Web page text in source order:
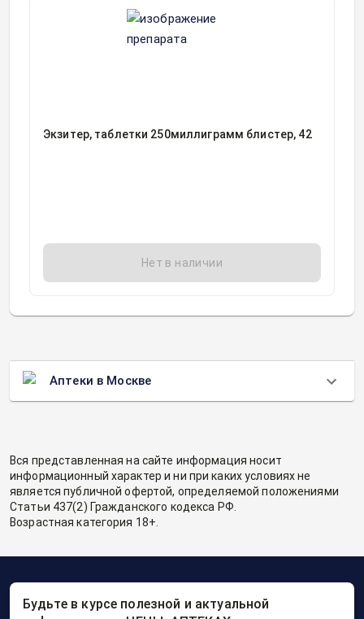
Экзитер, таблетки 250миллиграмм блистер, 42
Нет в наличии
Аптеки в Москве
Вся представленная на сайте информация носит
информационный характер и ни при каких условиях не
является публичной офертой, определяемой положениями
Статьи 437(2) Гражданского кодекса РФ.
Возрастная категория 18+.
Будьте в курсе полезной и актуальной